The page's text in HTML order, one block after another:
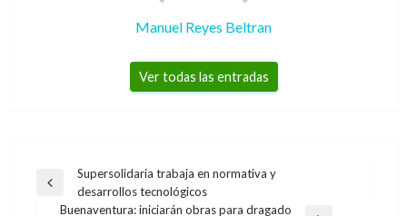
Manuel Reyes Beltran
Ver todas las entradas
Navegación
Entrada
anterior
Supersolidaria trabaja en normativa y
desarrollos tecnológicos
Buenaventura: iniciarán obras para dragado